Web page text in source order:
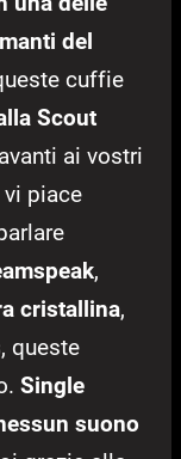
del
cuffie
Scout
ai vostri
vi piace
,
cristallina,
, queste
Single
suono